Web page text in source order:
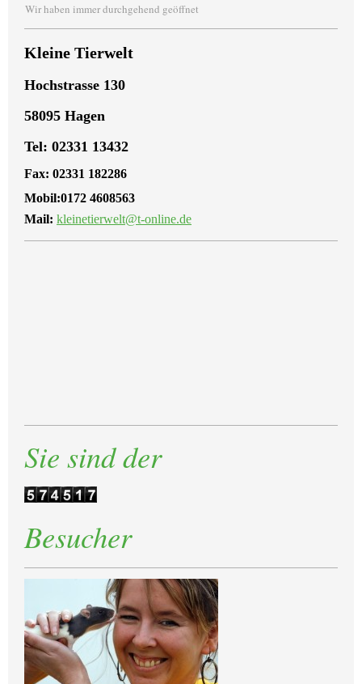
Wir haben immer durchgehend geöffnet
Kleine Tierwelt
Hochstrasse 130
58095 Hagen
Tel: 02331 13432
Fax: 02331 182286
Mobil:0172 4608563
Mail: kleinetierwelt@t-online.de
Sie sind der
Besucher